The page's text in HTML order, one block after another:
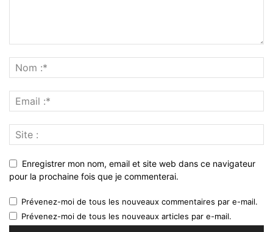
Enregistrer mon nom, email et site web dans ce navigateur
pour la prochaine fois que je commenterai.
Prévenez-moi de tous les nouveaux commentaires par e-mail.
Prévenez-moi de tous les nouveaux articles par e-mail.